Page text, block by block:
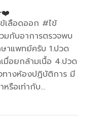
เลือดออก #ไข้
มกับอาการตรวจพบ
าแพทย์ครับ 1.ปวด
มื่อยกล้ามเนื้อ 4.ปวด
างห้องปฏิบัติการ มี
รือเท่ากับ...